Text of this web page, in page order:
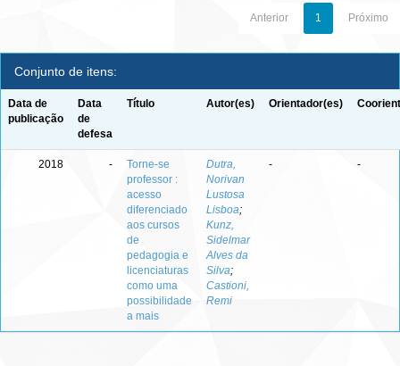
Anterior 1 Próximo
Conjunto de itens:
Data de
publicação
Data
de
defesa
Título Autor(es) Orientador(es)
2018 -
Torne-se
professor :
acesso
diferenciado
aos cursos
de
pedagogia e
licenciaturas
como uma
possibilidade
a mais
Dutra,
Norivan
Lustosa
Lisboa;
Kunz,
Sidelmar
Alves da
Silva;
Castioni,
Remi
- -